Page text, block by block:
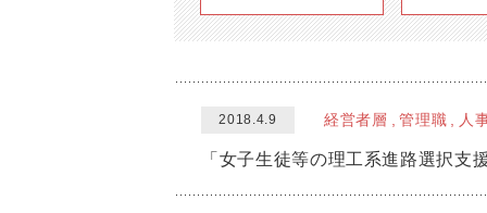
2018.4.9 経営者層 管理職 人
「女子生徒等の理工系進路選択